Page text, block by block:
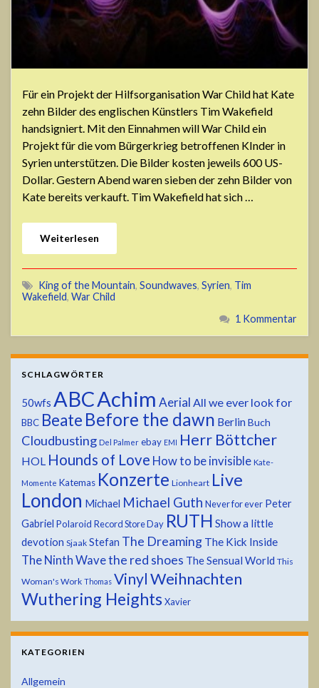
Für ein Projekt der Hilfsorganisation War Child hat Kate
zehn Bilder des englischen Künstlers Tim Wakefield
handsigniert. Mit den Einnahmen will War Child ein
Projekt für die vom Bürgerkrieg betroffenen KInder in
Syrien unterstützen. Die Bilder kosten jeweils 600 US-
Dollar. Gestern Abend waren sieben der zehn Bilder von
Kate bereits verkauft. Tim Wakefield hat sich …
Weiterlesen
King of the Mountain, Soundwaves, Syrien, Tim
Wakefield, War Child
1 Kommentar
SCHLAGWÖRTER
50wfs ABCAchim Aerial All we ever look for
BBC Beate Before the dawn Berlin Buch
Cloudbusting Del Palmer ebay EMI Herr Böttcher
HOL Hounds of Love How to be invisible Kate-
Momente Katemas Konzerte Lionheart Live
London Michael Michael Guth Never for ever Peter
Gabriel Polaroid Record Store Day RUTH Show a little
devotion Sjaak Stefan The Dreaming The Kick Inside
The Ninth Wavethe red shoes The Sensual World This
Woman's Work Thomas VinylWeihnachten
Wuthering Heights Xavier
KATEGORIEN
Allgemein